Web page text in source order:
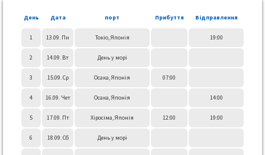
День Дата порт Прибуття Відправлення
1 13.09. Пн Токіо, Японія 19:00
2 14.09. Вт День у морі
3 15.09. Ср Осака, Японія 07:00
4 16.09. Чет Осака, Японія 14:00
5 17.09. Пт Хіросіма, Японія 12:00 19:00
6 18.09. Сб День у морі